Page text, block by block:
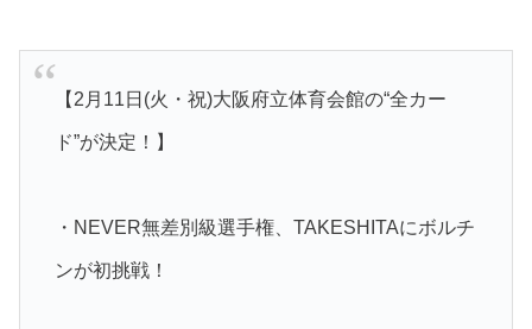
【2月11日(火・祝)大阪府立体育会館の“全カー
ド”が決定！】
・NEVER無差別級選手権、TAKESHITAにボルチ
ンが初挑戦！